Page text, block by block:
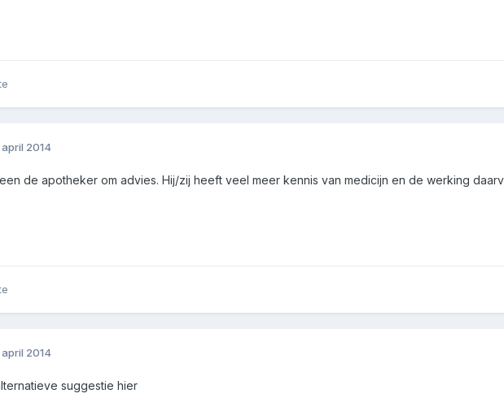
april 2014
de apotheker om advies. Hij/zij heeft veel meer kennis van medicijn en de werking
april 2014
suggestie hier